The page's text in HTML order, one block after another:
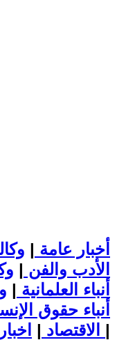
أخبار عامة |
الأدب والفن |
أنباء العلمانية |
أنباء حقوق
الاقتصاد | |